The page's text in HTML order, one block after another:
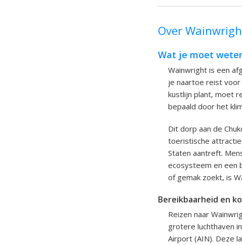
Over
Wat je moet
Wainwright is een
je naartoe reist voor
kustlijn plant, moet
bepaald door het
Dit dorp aan de
toeristische
Staten aantreft.
ecosysteem en een
of gemak zoekt, is
Bereikbaarheid en
Reizen naar
grotere luchthaven
Airport (AIN). Deze